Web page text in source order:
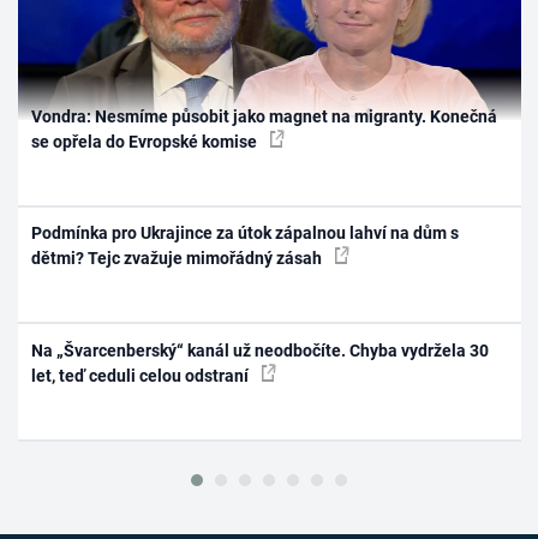
Vondra: Nesmíme působit jako magnet na migranty. Konečná
se opřela do Evropské komise
Podmínka pro Ukrajince za útok zápalnou lahví na dům s
dětmi? Tejc zvažuje mimořádný zásah
Na „Švarcenberský“ kanál už neodbočíte. Chyba vydržela 30
let, teď ceduli celou odstraní